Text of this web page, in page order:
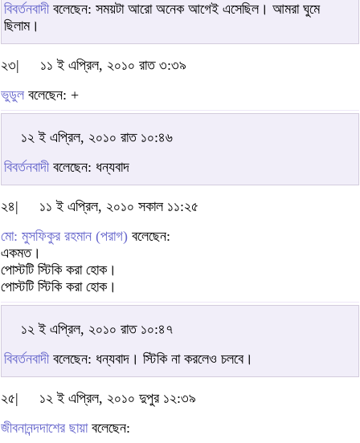
বিবর্তনবাদীবলেছেন: সময়টা আরো অনেক আগেই এসেছিল। আমরা ঘুমে
ছিলাম।
২৩|
১১ ই এপ্রিল, ২০১০ রাত ৩:৩৯
ভুডুল বলেছেন: +
১২ ই এপ্রিল, ২০১০ রাত ১০:৪৬
বিবর্তনবাদীবলেছেন: ধন্যবাদ
২৪|
১১ ই এপ্রিল, ২০১০ সকাল ১১:২৫
মো: মুসফিকুর রহমান (পরাগ) বলেছেন:
একমত।
পোস্টটি স্টিকি করা হোক।
পোস্টটি স্টিকি করা হোক।
১২ ই এপ্রিল, ২০১০ রাত ১০:৪৭
বিবর্তনবাদীবলেছেন: ধন্যবাদ। স্টিকি না করলেও চলবে।
২৫|
১২ ই এপ্রিল, ২০১০ দুপুর ১২:৩৯
জীবনানন্দদাশের ছায়াবলেছেন: